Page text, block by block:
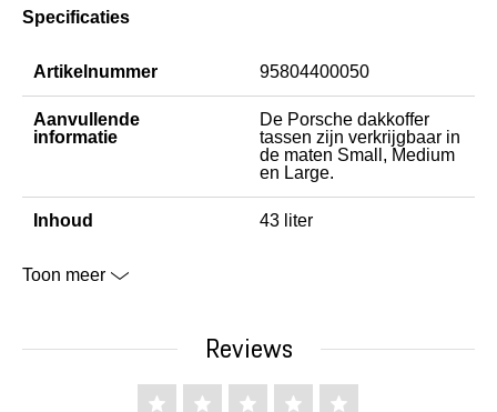
Specificaties
Artikelnummer 95804400050
Aanvullende
informatie
De Porsche dakkoffer
tassen zijn verkrijgbaar in
de maten Small, Medium
en Large.
Inhoud 43 liter
Toon meer
Reviews